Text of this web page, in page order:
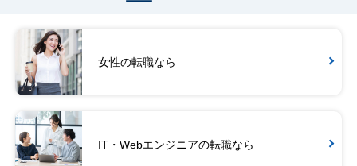
女性の転職なら
IT・Webエンジニアの転職なら